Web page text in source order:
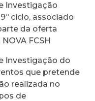
Investigação
ciclo, associado
da oferta
FCSH
Investigação do
que pretende
realizada no
de